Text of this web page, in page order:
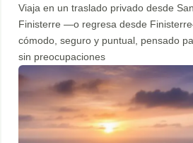
Viaja en un traslado privado desde
Finisterre —o regresa desde
cómodo, seguro y puntual, pensado
sin preocupaciones